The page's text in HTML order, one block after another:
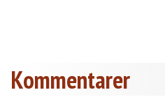
Kommentarer